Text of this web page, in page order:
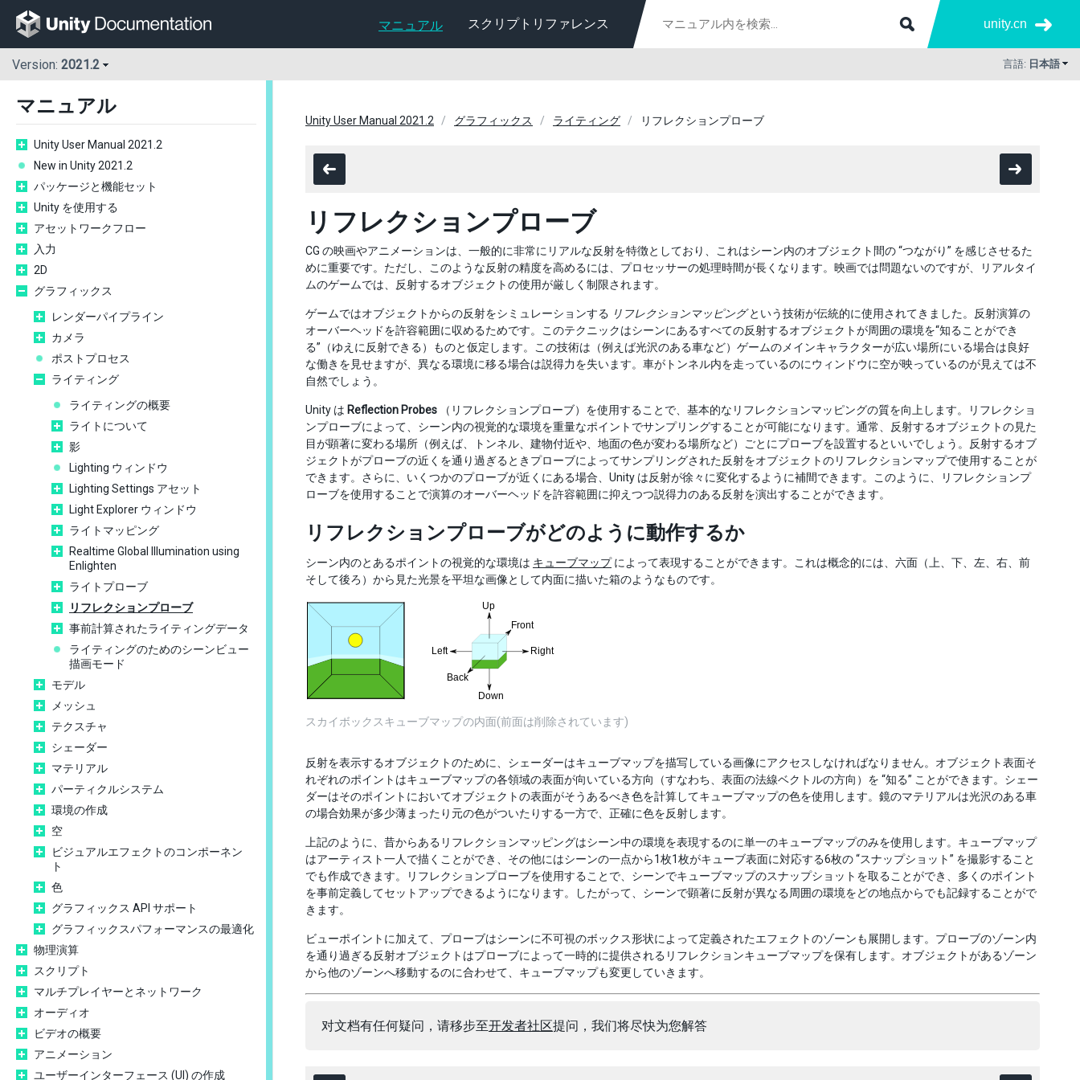
マニュアル スクリプトリファレンス unity.cn
Version: 2021.2 言語: 日本語
マニュアル
Unity User Manual 2021.2
New in Unity 2021.2
パッケージと機能セット
Unity を使用する
アセットワークフロー
入力
2D
グラフィックス
レンダーパイプライン
カメラ
ポストプロセス
ライティング
ライティングの概要
ライトについて
影
Lighting ウィンドウ
Lighting Settings アセット
Light Explorer ウィンドウ
ライトマッピング
Realtime Global Illumination using
Enlighten
ライトプローブ
リフレクションプローブ
事前計算されたライティングデータ
ライティングのためのシーンビュー
描画モード
モデル
メッシュ
テクスチャ
シェーダー
マテリアル
パーティクルシステム
環境の作成
空
ビジュアルエフェクトのコンポーネン
ト
色
グラフィックス API サポート
グラフィックスパフォーマンスの最適化
物理演算
スクリプト
マルチプレイヤーとネットワーク
オーディオ
ビデオの概要
アニメーション
ユーザーインターフェース (UI) の作成
Unity User Manual 2021.2 グラフィックス ライティング リフレクションプローブ
リフレクションプローブ
CG の映画やアニメーションは、一般的に非常にリアルな反射を特徴としており、これはシーン内のオブジェクト間の “つながり” を感じさせるた
めに重要です。ただし、このような反射の精度を高めるには、プロセッサーの処理時間が長くなります。映画では問題ないのですが、リアルタイ
ムのゲームでは、反射するオブジェクトの使用が厳しく制限されます。
ゲームではオブジェクトからの反射をシミュレーションする リフレクションマッピングという技術が伝統的に使用されてきました。反射演算の
オーバーヘッドを許容範囲に収めるためです。このテクニックはシーンにあるすべての反射するオブジェクトが周囲の環境を“知ることができ
る”（ゆえに反射できる）ものと仮定します。この技術は（例えば光沢のある車など）ゲームのメインキャラクターが広い場所にいる場合は良好
な働きを見せますが、異なる環境に移る場合は説得力を失います。車がトンネル内を走っているのにウィンドウに空が映っているのが見えては不
自然でしょう。
Unity は Reflection Probes （リフレクションプローブ）を使用することで、基本的なリフレクションマッピングの質を向上します。リフレクショ
ンプローブによって、シーン内の視覚的な環境を重量なポイントでサンプリングすることが可能になります。通常、反射するオブジェクトの見た
目が顕著に変わる場所（例えば、トンネル、建物付近や、地面の色が変わる場所など）ごとにプローブを設置するといいでしょう。反射するオブ
ジェクトがプローブの近くを通り過ぎるときプローブによってサンプリングされた反射をオブジェクトのリフレクションマップで使用することが
できます。さらに、いくつかのプローブが近くにある場合、Unity は反射が徐々に変化するように補間できます。このように、リフレクションプ
ローブを使用することで演算のオーバーヘッドを許容範囲に抑えつつ説得力のある反射を演出することができます。
リフレクションプローブがどのように動作するか
シーン内のとあるポイントの視覚的な環境は キューブマップによって表現することができます。これは概念的には、六面（上、下、左、右、前
そして後ろ）から見た光景を平坦な画像として内面に描いた箱のようなものです。
スカイボックスキューブマップの内面(前面は削除されています)
反射を表示するオブジェクトのために、シェーダーはキューブマップを描写している画像にアクセスしなければなりません。オブジェクト表面そ
れぞれのポイントはキューブマップの各領域の表面が向いている方向（すなわち、表面の法線ベクトルの方向）を “知る” ことができます。シェー
ダーはそのポイントにおいてオブジェクトの表面がそうあるべき色を計算してキューブマップの色を使用します。鏡のマテリアルは光沢のある車
の場合効果が多少薄まったり元の色がついたりする一方で、正確に色を反射します。
上記のように、昔からあるリフレクションマッピングはシーン中の環境を表現するのに単一のキューブマップのみを使用します。キューブマップ
はアーティスト一人で描くことができ、その他にはシーンの一点から1枚1枚がキューブ表面に対応する6枚の “スナップショット” を撮影すること
でも作成できます。リフレクションプローブを使用することで、シーンでキューブマップのスナップショットを取ることができ、多くのポイント
を事前定義してセットアップできるようになります。したがって、シーンで顕著に反射が異なる周囲の環境をどの地点からでも記録することがで
きます。
ビューポイントに加えて、プローブはシーンに不可視のボックス形状によって定義されたエフェクトのゾーンも展開します。プローブのゾーン内
を通り過ぎる反射オブジェクトはプローブによって一時的に提供されるリフレクションキューブマップを保有します。オブジェクトがあるゾーン
から他のゾーンへ移動するのに合わせて、キューブマップも変更していきます。
对文档有任何疑问，请移步至开发者社区提问，我们将尽快为您解答